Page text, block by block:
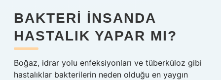
BAKTERI INSANDA
HASTALIK YAPAR MI?
Boğaz, idrar yolu enfeksiyonları ve tüberküloz gibi
hastalıklar bakterilerin neden olduğu en yaygın